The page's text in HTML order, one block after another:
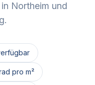
Northeim und
pro m²